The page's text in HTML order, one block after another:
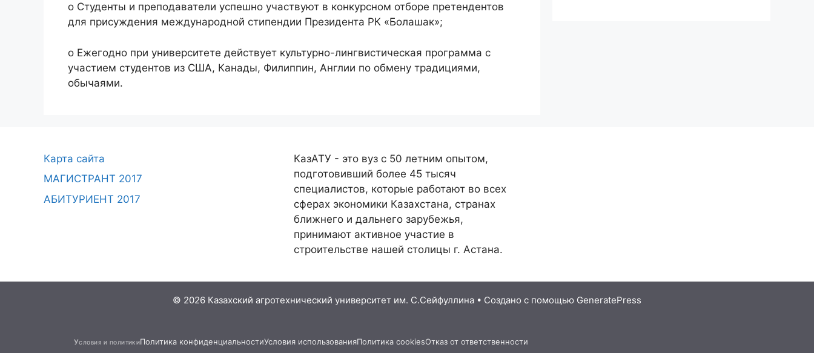
o Студенты и преподаватели успешно участвуют в конкурсном отборе претендентов
для присуждения международной стипендии Президента РК «Болашак»;
o Ежегодно при университете действует культурно-лингвистическая программа с
участием студентов из США, Канады, Филиппин, Англии по обмену традициями,
обычаями.
Карта сайта
МАГИСТРАНТ 2017
АБИТУРИЕНТ 2017
КазАТУ - это вуз с 50 летним опытом,
подготовивший более 45 тысяч
специалистов, которые работают во всех
сферах экономики Казахстана, странах
ближнего и дальнего зарубежья,
принимают активное участие в
строительстве нашей столицы г. Астана.
© 2026 Казахский агротехнический университет им. С.Сейфуллина • Создано с помощью GeneratePress
Условия и политикиПолитика конфиденциальностиУсловия использованияПолитика cookiesОтказ от ответственности